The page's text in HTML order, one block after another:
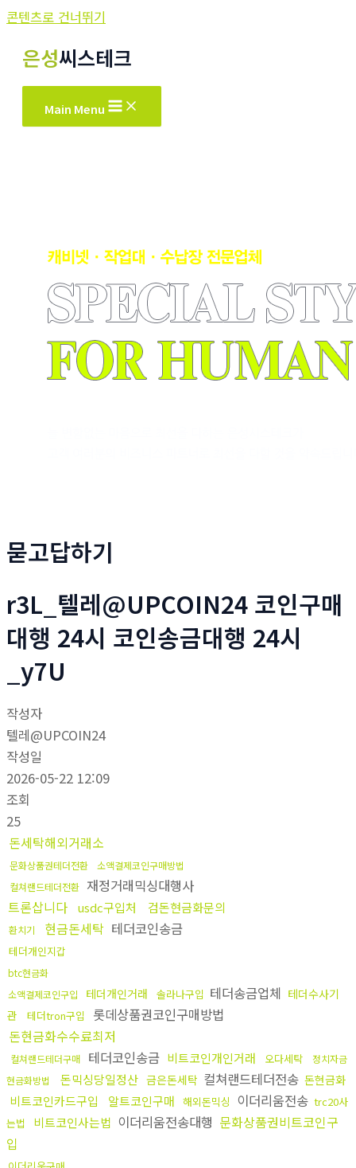
콘텐츠로 건너뛰기
은성씨스테크
Main Menu
묻고답하기
r3L_텔레@UPCOIN24 코인구매
대행 24시 코인송금대행 24시
_y7U
작성자
텔레@UPCOIN24
작성일
2026-05-22 12:09
조회
25
돈세탁해외거래소
문화상품권테더전환
소액결제코인구매방법
컬쳐랜드테더전환 재정거래믹싱대행사
트론삽니다
usdc구입처 검돈현금화문의
환치기 현금돈세탁 테더코인송금
테더개인지갑
btc현금화
소액결제코인구입
테더개인거래 솔라나구입 테더송금업체 테더수사기
관
테더tron구입
롯데상품권코인구매방법
돈현금화수수료최저
컬쳐랜드테더구매 테더코인송금 비트코인개인거래 오다세탁
정치자금
현금화방법
돈믹싱당일정산 금은돈세탁 컬쳐랜드테더전송 돈현금화
비트코인카드구입 알트코인구매 해외돈믹싱 이더리움전송 trc20사
는법
비트코인사는법 이더리움전송대행 문화상품권비트코인구
입